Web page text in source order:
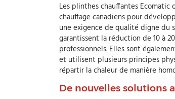
Les plinthes chauffantes Ecomatic
chauffage canadiens pour
une exigence de qualité digne du
garantissent la réduction de 10 à
professionnels. Elles sont
et utilisent plusieurs principes
répartir la chaleur de manière
De nouvelles solutions